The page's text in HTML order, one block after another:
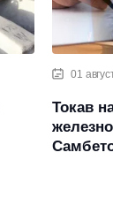
01
Токав